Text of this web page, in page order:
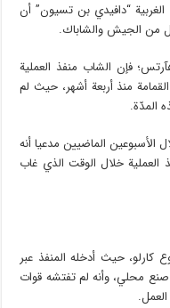
“دافيدي بن تسيون” أن
من الجيش والشاباك.
فإن الشاب منفذ العملية
منذ أربعة أشهر، حيث لم
المدّة.
الأسبوعين الماضيين مدعيا أنه
خلال الوقت الذي غاب
كارلو، حيث أدخله المنفذ عبر
محلي، وأنه لم تفتشه قوات